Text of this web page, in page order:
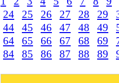
24
25 26 27 28 29
44
45 46 47 48 49
64
65 66 67 68 69
84
85 86 87 88 89